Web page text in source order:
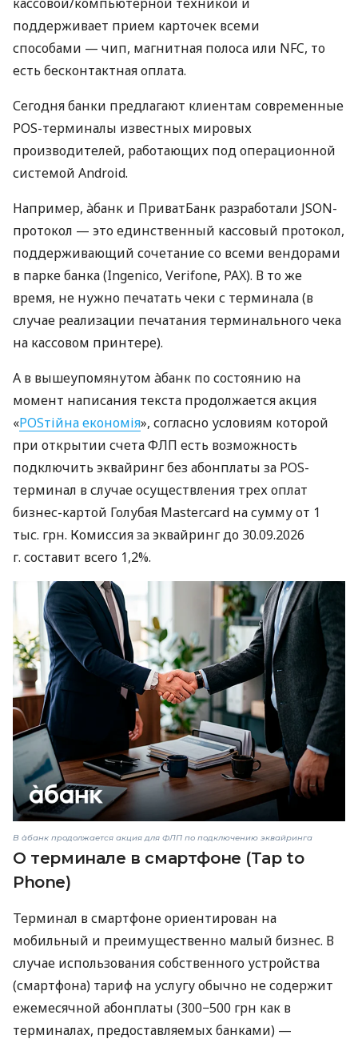
кассовой/компьютерной техникой и
поддерживает прием карточек всеми
способами — чип, магнитная полоса или NFC, то
есть бесконтактная оплата.
Сегодня банки предлагают клиентам современные
POS-терминалы известных мировых
производителей, работающих под операционной
системой Android.
Например, àбанк и ПриватБанк разработали JSON-
протокол — это единственный кассовый протокол,
поддерживающий сочетание со всеми вендорами
в парке банка (Ingenico, Verifone, PAX). В то же
время, не нужно печатать чеки с терминала (в
случае реализации печатания терминального чека
на кассовом принтере).
А в вышеупомянутом àбанк по состоянию на
момент написания текста продолжается акция
«POSтійна економія», согласно условиям которой
при открытии счета ФЛП есть возможность
подключить эквайринг без абонплаты за POS-
терминал в случае осуществления трех оплат
бизнес-картой Голубая Mastercard на сумму от 1
тыс. грн. Комиссия за эквайринг до 30.09.2026
г. составит всего 1,2%.
В àбанк продолжается акция для ФЛП по подключению эквайринга
О терминале в смартфоне (Tap to
Phone)
Терминал в смартфоне ориентирован на
мобильный и преимущественно малый бизнес. В
случае использования собственного устройства
(смартфона) тариф на услугу обычно не содержит
ежемесячной абонплаты (300−500 грн как в
терминалах, предоставляемых банками) —